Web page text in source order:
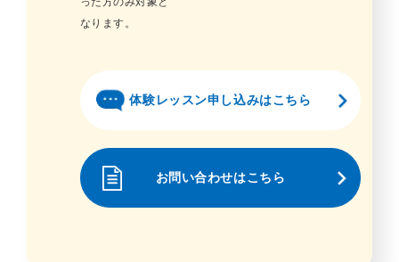
なります。
体験レッスン申し込みはこちら
お問い合わせはこちら